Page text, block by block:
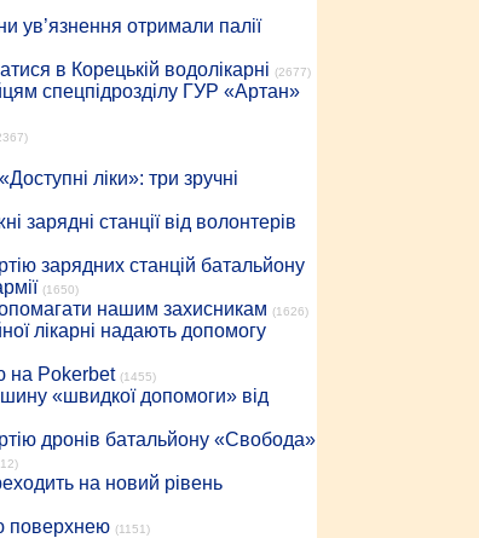
ув’язнення отримали палії
в Корецькій водолікарні (2677)
спецпідрозділу ГУР «Артан»
ліки»: три зручні
станції від волонтерів
зарядних станцій батальйону
(1650)
нашим захисникам (1626)
лікарні надають допомогу
на Pokerbet (1455)
«швидкої допомоги» від
дронів батальйону «Свобода»
на новий рівень
поверхнею (1151)